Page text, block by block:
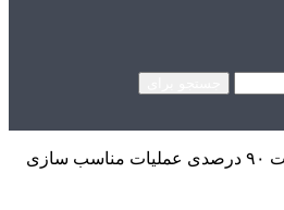
پیشرفت ۹۰ درصدی عملیات مناسب سازی